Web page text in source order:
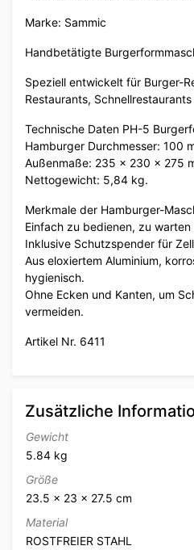
Marke: Sammic
Handbetätigte
Speziell entwickelt für Burger-
Restaurants, Schnellrestaurants
Technische Daten PH-5
Hamburger Durchmesser: 100
Außenmaße: 235 x 230 x 275
Nettogewicht: 5,84 kg.
Merkmale der Hamburger-
Einfach zu bedienen, zu
Inklusive Schutzspender für
Aus eloxiertem Aluminium,
hygienisch.
Ohne Ecken und Kanten, um
vermeiden.
Artikel Nr. 6411
Zusätzliche
Gewicht
5.84 kg
Größe
23.5 × 23 × 27.5 cm
Material
ROSTFREIER STAHL